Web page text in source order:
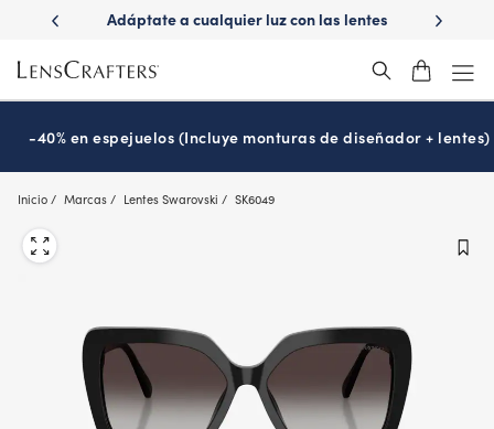
main
content
luz con las lentes
¿Es hora de tu examen de la vista?
-40% en espejuelos (Incluye monturas de diseñador + lentes)
Inicio Marcas Lentes Swarovski SK6049